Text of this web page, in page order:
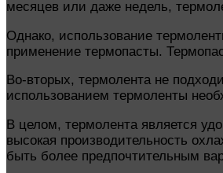
месяцев или даже недель,
Однако, использование
применение термопасты.
Во-вторых, термолента не
использованием термоленты
В целом, термолента является
высокая производительность
быть более предпочтительным